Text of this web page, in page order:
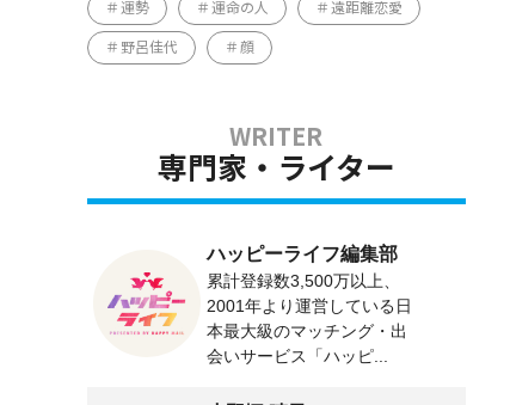
運勢 運命の人 遠距離恋愛
野呂佳代 顔
専門家・ライター
ハッピーライフ編集部
累計登録数3,500万以上、
2001年より運営している日
本最大級のマッチング・出
会いサービス「ハッピ...